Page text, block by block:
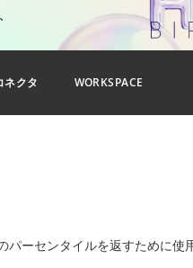
ネクタ WORKSPACE
パーセンタイルを返すために使